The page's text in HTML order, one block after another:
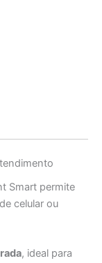
Smart permite
celular ou
, ideal para